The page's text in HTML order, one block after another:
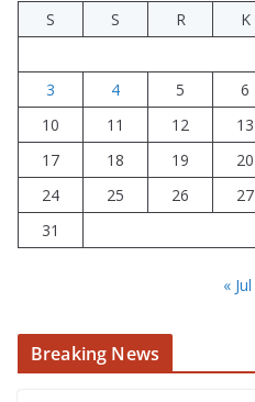
S
S R K
3
4 5 6
10
11 12 13
17
18 19 20
24
25 26 27
31
« Jul
Breaking News